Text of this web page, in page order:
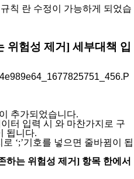
칙 란 수정이 가능하게 되었습
위험성 제거] 세부대책 입
추가되었습니다.
터 입력 시 와 마찬가지로 구
됩니다.
로 ‘;’기호를 넣으면 줄바뀜이 됩
하는 위험성 제거] 항목 한에서